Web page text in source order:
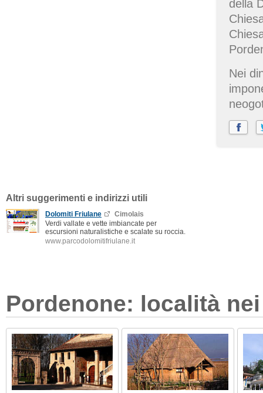
della
Nei
Altri suggerimenti e indirizzi utili
Dolomiti Friulane
Cimolais
Verdi vallate e vette imbiancate per
escursioni naturalistiche e scalate su roccia.
www.parcodolomitifriulane.it
Pordenone: località